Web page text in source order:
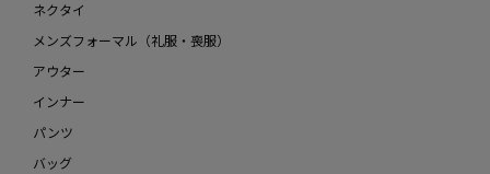
ネクタイ
メンズフォーマル（礼服・喪服）
アウター
インナー
パンツ
バッグ